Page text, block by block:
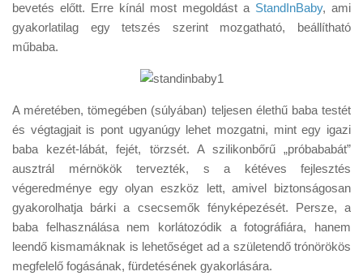
Érdekességek
Helyszíni Riport
bevetés előtt. Erre kínál most megoldást a StandInBaby, ami
gyakorlatilag egy tetszés szerint mozgatható, beállítható
műbaba.
A méretében, tömegében (súlyában) teljesen élethű baba testét
és végtagjait is pont ugyanúgy lehet mozgatni, mint egy igazi
baba kezét-lábát, fejét, törzsét. A szilikonbőrű „próbababát”
ausztrál mérnökök tervezték, s a kétéves fejlesztés
végeredménye egy olyan eszköz lett, amivel biztonságosan
gyakorolhatja bárki a csecsemők fényképezését. Persze, a
baba felhasználása nem korlátozódik a fotográfiára, hanem
leendő kismamáknak is lehetőséget ad a születendő trónörökös
megfelelő fogásának, fürdetésének gyakorlására.